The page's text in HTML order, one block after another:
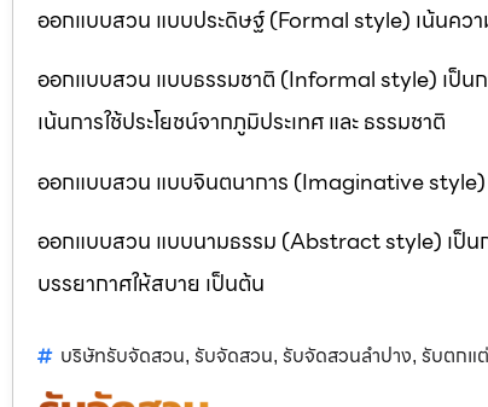
ออกแบบสวน แบบประดิษฐ์ (Formal style) เน้นควา
ออกแบบสวน แบบธรรมชาติ (Informal style) เป็น
เน้นการใช้ประโยชน์จากภูมิประเทศ และ ธรรมชาติ
ออกแบบสวน แบบจินตนาการ (Imaginative style)
ออกแบบสวน แบบนามธรรม (Abstract style) เป็นก
บรรยากาศให้สบาย เป็นต้น
บริษัทรับจัดสวน, รับจัดสวน, รับจัดสวนลำปาง, รับตกแ